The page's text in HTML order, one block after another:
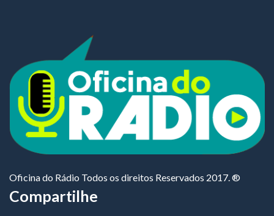
Oficina do Rádio Todos os direitos Reservados 2017. ®
Compartilhe